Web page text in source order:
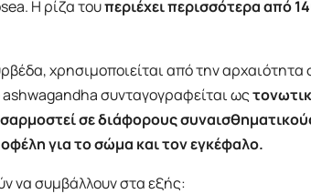
Η ρίζα τουπεριέχει περισσότερα από
χρησιμοποιείται από την αρχαιότητα
συνταγογραφείται ως
σε διάφορους
για το σώμα και τον εγκέφαλο.
να συμβάλλουν στα εξής: